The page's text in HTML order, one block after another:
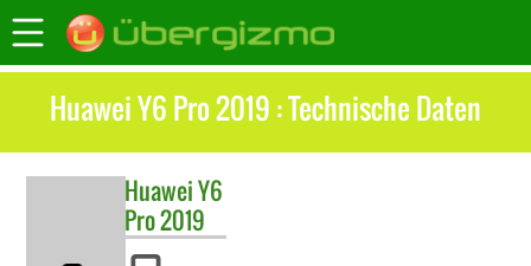
Huawei Y6 Pro 2019 : Technische Daten
HuaweiY6
Pro 2019